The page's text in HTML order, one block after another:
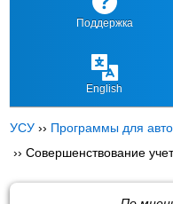
Поддержка
English
УСУ ›› Программы для
››Совершенствование